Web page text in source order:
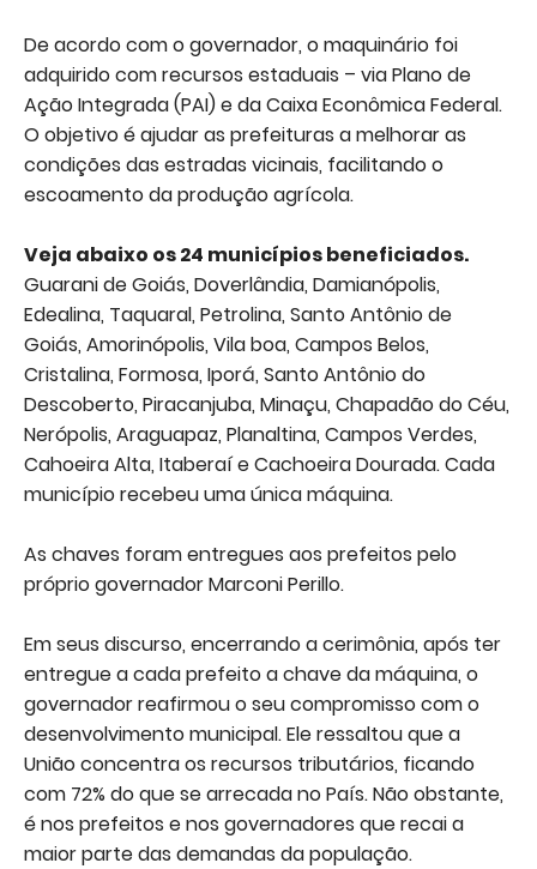
De acordo com o governador, o maquinário foi
adquirido com recursos estaduais – via Plano de
Ação Integrada (PAI) e da Caixa Econômica Federal.
O objetivo é ajudar as prefeituras a melhorar as
condições das estradas vicinais, facilitando o
escoamento da produção agrícola.
Veja abaixo os 24 municípios beneficiados.
Guarani de Goiás, Doverlândia, Damianópolis,
Edealina, Taquaral, Petrolina, Santo Antônio de
Goiás, Amorinópolis, Vila boa, Campos Belos,
Cristalina, Formosa, Iporá, Santo Antônio do
Descoberto, Piracanjuba, Minaçu, Chapadão do Céu,
Nerópolis, Araguapaz, Planaltina, Campos Verdes,
Cahoeira Alta, Itaberaí e Cachoeira Dourada. Cada
município recebeu uma única máquina.
As chaves foram entregues aos prefeitos pelo
próprio governador Marconi Perillo.
Em seus discurso, encerrando a cerimônia, após ter
entregue a cada prefeito a chave da máquina, o
governador reafirmou o seu compromisso com o
desenvolvimento municipal. Ele ressaltou que a
União concentra os recursos tributários, ficando
com 72% do que se arrecada no País. Não obstante,
é nos prefeitos e nos governadores que recai a
maior parte das demandas da população.